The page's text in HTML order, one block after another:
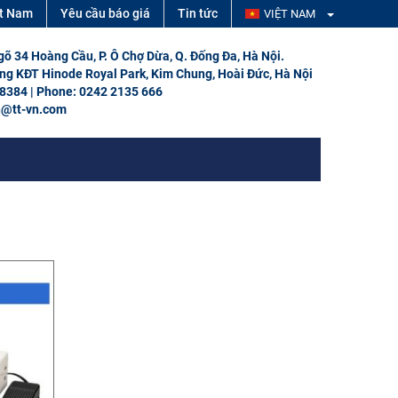
Nam Yêu cầu báo giá Tin tức VIỆT NAM
34 Hoàng Cầu, P. Ô Chợ Dừa, Q. Đống Đa, Hà Nội.
KĐT Hinode Royal Park, Kim Chung, Hoài Đức, Hà Nội
| Phone: 0242 2135 666
vn.com